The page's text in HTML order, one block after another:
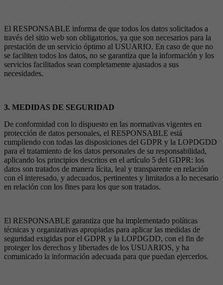
El RESPONSABLE informa de que todos los datos solicitados a
través del sitio web son obligatorios, ya que son necesarios para la
prestación de un servicio óptimo al USUARIO. En caso de que no
se faciliten todos los datos, no se garantiza que la información y los
servicios facilitados sean completamente ajustados a sus
necesidades.
3. MEDIDAS DE SEGURIDAD
De conformidad con lo dispuesto en las normativas vigentes en
protección de datos personales, el RESPONSABLE está
cumpliendo con todas las disposiciones del GDPR y la LOPDGDD
para el tratamiento de los datos personales de su responsabilidad,
aplicando los principios descritos en el artículo 5 del GDPR: los
datos son tratados de manera lícita, leal y transparente en relación
con el interesado, y adecuados, pertinentes y limitados a lo necesario
en relación con los fines para los que son tratados.
El RESPONSABLE garantiza que ha implementado políticas
técnicas y organizativas apropiadas para aplicar las medidas de
seguridad exigidas por el GDPR y la LOPDGDD, con el fin de
proteger los derechos y libertades de los USUARIOS, y ha
comunicado la información adecuada para que puedan ejercerlos.